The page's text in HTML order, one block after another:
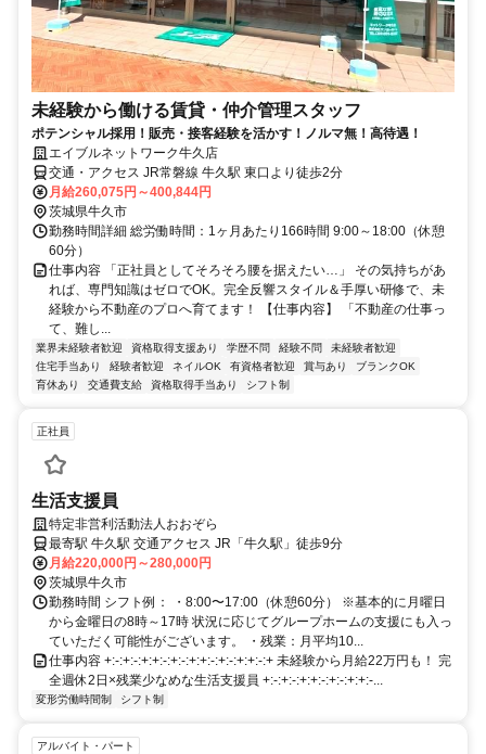
未経験から働ける賃貸・仲介管理スタッフ
ポテンシャル採用！販売・接客経験を活かす！ノルマ無！高待遇！
エイブルネットワーク牛久店
交通・アクセス JR常磐線 牛久駅 東口より徒歩2分
月給260,075円～400,844円
茨城県牛久市
勤務時間詳細 総労働時間：1ヶ月あたり166時間 9:00～18:00（休憩
60分）
仕事内容 「正社員としてそろそろ腰を据えたい…」 その気持ちがあ
れば、専門知識はゼロでOK。完全反響スタイル＆手厚い研修で、未
経験から不動産のプロへ育てます！ 【仕事内容】 「不動産の仕事っ
て、難し...
業界未経験者歓迎 資格取得支援あり 学歴不問 経験不問
未経験者歓迎
住宅手当あり
経験者歓迎 ネイルOK 有資格者歓迎 賞与あり
ブランクOK
育休あり
交通費支給 資格取得手当あり シフト制
正社員
生活支援員
特定非営利活動法人おおぞら
最寄駅 牛久駅 交通アクセス JR「牛久駅」徒歩9分
月給220,000円～280,000円
茨城県牛久市
勤務時間 シフト例： ・8:00〜17:00（休憩60分） ※基本的に月曜日
から金曜日の8時～17時 状況に応じてグループホームの支援にも入っ
ていただく可能性がございます。 ・残業：月平均10...
仕事内容 +:-:+:-:+:+:-:+:-:+:+:-:+:-:+:+:-:+ 未経験から月給22万円も！ 完
全週休2日×残業少なめな生活支援員 +:-:+:-:+:+:-:+:-:+:+:-...
変形労働時間制 シフト制
アルバイト・パート